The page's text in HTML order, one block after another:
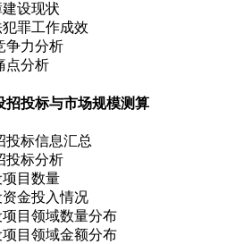
设现状
罪工作成效
争力分析
点分析
招投标与市场规模测算
投标信息汇总
投标分析
项目数量
金投入情况
目领域数量分布
目领域金额分布